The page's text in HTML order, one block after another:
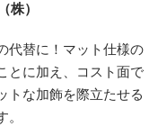
株）
代替に！マット仕様の
とに加え、コスト面で
トな加飾を際立たせる